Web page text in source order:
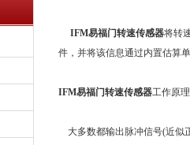
IFM易福门转速传感器将转
件，并将该信息通过内置估算
IFM易福门转速传感器工作原
大多数都输出脉冲信号(近似